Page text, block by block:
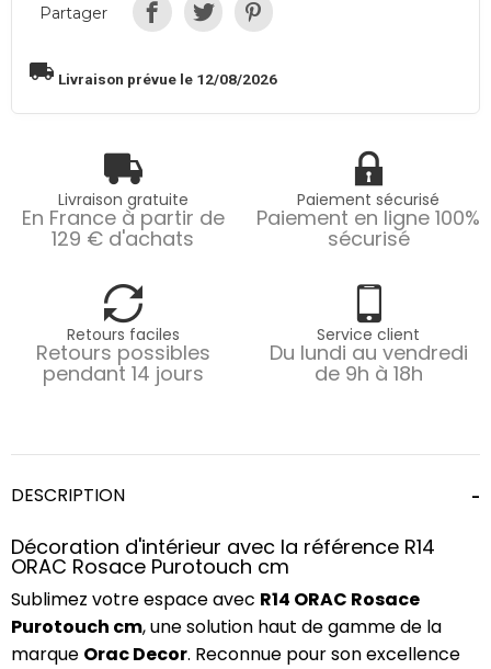
Partager
local_shipping Livraison prévue le 12/08/2026
Livraison gratuite
En France à partir de
129 € d'achats
Paiement sécurisé
Paiement en ligne 100%
sécurisé
Retours faciles
Retours possibles
pendant 14 jours
Service client
Du lundi au vendredi
de 9h à 18h
DESCRIPTION
Décoration d'intérieur avec la référence R14
ORAC Rosace Purotouch cm
Sublimez votre espace avec R14 ORAC Rosace
Purotouch cm, une solution haut de gamme de la
marque Orac Decor. Reconnue pour son excellence